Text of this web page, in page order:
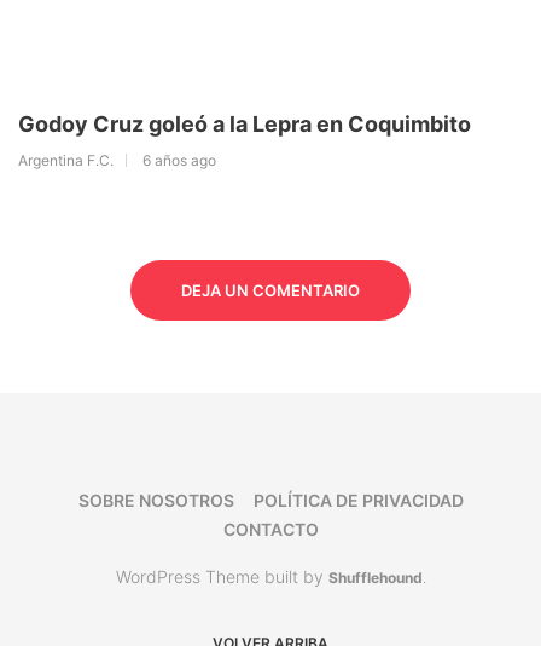
Godoy Cruz goleó a la Lepra en Coquimbito
Argentina F.C. 6 años ago
DEJA UN COMENTARIO
SOBRE NOSOTROS
POLÍTICA DE PRIVACIDAD
CONTACTO
WordPress Theme built by Shufflehound.